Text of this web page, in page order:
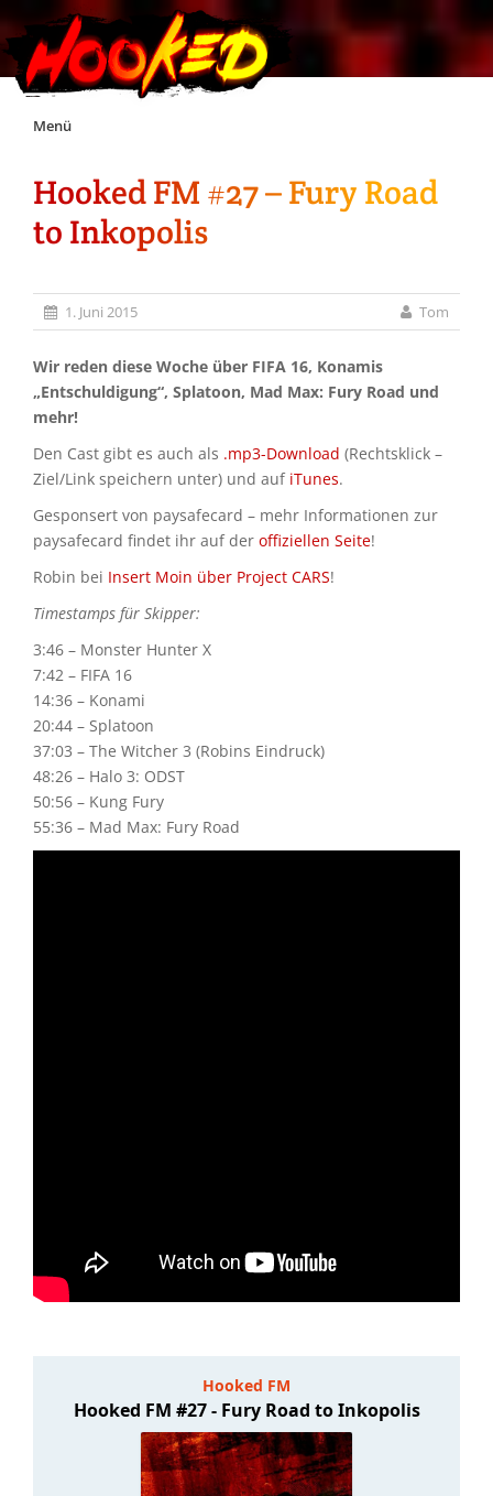
Skip
Menü
Unterstützt Hooked!
Exklusiv für Supporter*innen
Impressum
Discord
Hooked FM #27 – Fury Road
to Inkopolis
1. Juni 2015 Tom
Wir reden diese Woche über FIFA 16, Konamis
„Entschuldigung“, Splatoon, Mad Max: Fury Road und
mehr!
Den Cast gibt es auch als .mp3-Download (Rechtsklick –
Ziel/Link speichern unter) und auf iTunes.
Gesponsert von paysafecard – mehr Informationen zur
paysafecard findet ihr auf der offiziellen Seite!
Robin bei Insert Moin über Project CARS!
Timestamps für Skipper:
3:46 – Monster Hunter X
7:42 – FIFA 16
14:36 – Konami
20:44 – Splatoon
37:03 – The Witcher 3 (Robins Eindruck)
48:26 – Halo 3: ODST
50:56 – Kung Fury
55:36 – Mad Max: Fury Road